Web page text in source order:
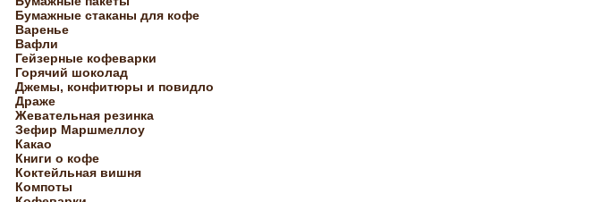
Бумажные стаканы для кофе
Варенье
Вафли
Гейзерные кофеварки
Горячий шоколад
Джемы, конфитюры и повидло
Драже
Жевательная резинка
Зефир Маршмеллоу
Какао
Книги о кофе
Коктейльная вишня
Компоты